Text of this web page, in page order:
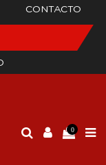
CONTACTO
0